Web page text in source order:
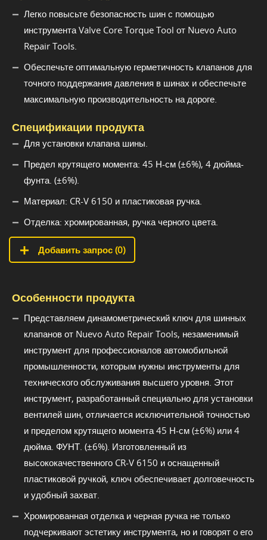
Легко повысьте безопасность шин с помощью
инструмента Valve Core Torque Tool от Nuevo Auto
Repair Tools.
Обеспечьте оптимальную герметичность клапанов для
точного поддержания давления в шинах и обеспечьте
максимальную производительность на дороге.
Спецификации продукта
Для установки клапана шины.
Предел крутящего момента: 45 Н-см (±6%), 4 дюйма-
фунта. (±6%).
Материал: CR-V 6150 и пластиковая ручка.
Отделка: хромированная, ручка черного цвета.
Добавить запрос (0)
Особенности продукта
Представляем динамометрический ключ для шинных
клапанов от Nuevo Auto Repair Tools, незаменимый
инструмент для профессионалов автомобильной
промышленности, которым нужны инструменты для
технического обслуживания высшего уровня. Этот
инструмент, разработанный специально для установки
вентилей шин, отличается исключительной точностью
и пределом крутящего момента 45 Н-см (±6%) или 4
дюйма. ФУНТ. (±6%). Изготовленный из
высококачественного CR-V 6150 и оснащенный
пластиковой ручкой, ключ обеспечивает долговечность
и удобный захват.
Хромированная отделка и черная ручка не только
подчеркивают эстетику инструмента, но и говорят о его